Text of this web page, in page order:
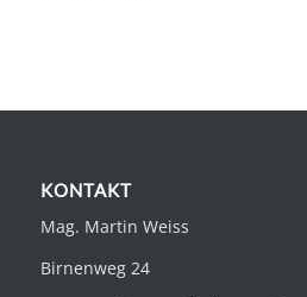
KONTAKT
Mag. Martin Weiss
Birnenweg 24